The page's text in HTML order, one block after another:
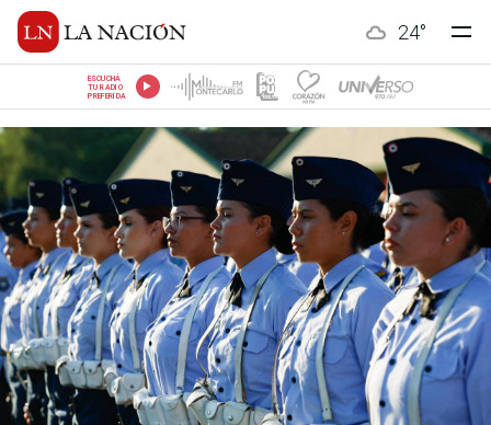
24°
ESCUCHÁ
TU RADIO
PREFERIDA